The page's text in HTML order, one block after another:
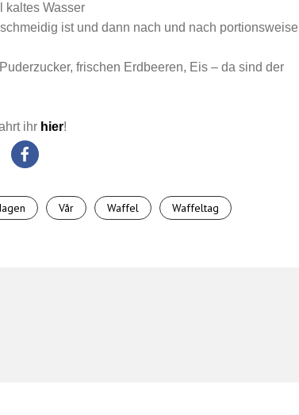
kaltes Wasser
ist und dann nach und nach portionsweise
frischen Erdbeeren, Eis – da sind der
ihr hier!
Vår Waffel Waffeltag